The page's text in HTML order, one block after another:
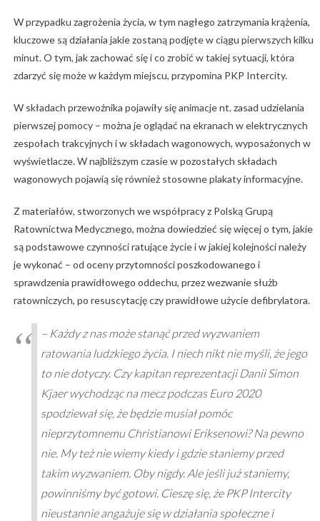
W przypadku zagrożenia życia, w tym nagłego zatrzymania krążenia,
kluczowe są działania jakie zostaną podjęte w ciągu pierwszych kilku
minut. O tym, jak zachować się i co zrobić w takiej sytuacji, która
zdarzyć się może w każdym miejscu, przypomina PKP Intercity.
W składach przewoźnika pojawiły się animacje nt. zasad udzielania
pierwszej pomocy – można je oglądać na ekranach w elektrycznych
zespołach trakcyjnych i w składach wagonowych, wyposażonych w
wyświetlacze. W najbliższym czasie w pozostałych składach
wagonowych pojawią się również stosowne plakaty informacyjne.
Z materiałów, stworzonych we współpracy z Polską Grupą
Ratownictwa Medycznego, można dowiedzieć się więcej o tym, jakie
są podstawowe czynności ratujące życie i w jakiej kolejności należy
je wykonać – od oceny przytomności poszkodowanego i
sprawdzenia prawidłowego oddechu, przez wezwanie służb
ratowniczych, po resuscytację czy prawidłowe użycie defibrylatora.
– Każdy z nas może stanąć przed wyzwaniem
ratowania ludzkiego życia. I niech nikt nie myśli, że jego
to nie dotyczy. Czy kapitan reprezentacji Danii Simon
Kjaer wychodząc na mecz podczas Euro 2020
spodziewał się, że będzie musiał pomóc
nieprzytomnemu Christianowi Eriksenowi? Na pewno
nie. My też nie wiemy kiedy i gdzie staniemy przed
takim wyzwaniem. Oby nigdy. Ale jeśli już staniemy,
powinniśmy być gotowi. Cieszę się, że PKP Intercity
nieustannie angażuje się w działania społeczne i